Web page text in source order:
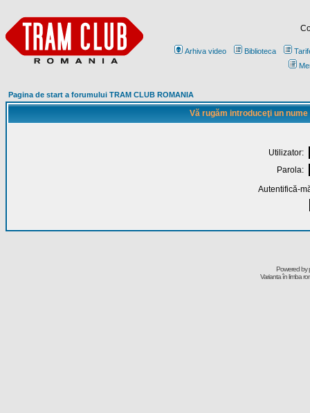
Arhiva video Biblioteca
Pagina de start a forumului TRAM CLUB ROMANIA
Vă rugăm introduceţi un
Utilizator:
Parola:
Autentifică-
Powered by
Varianta în limba